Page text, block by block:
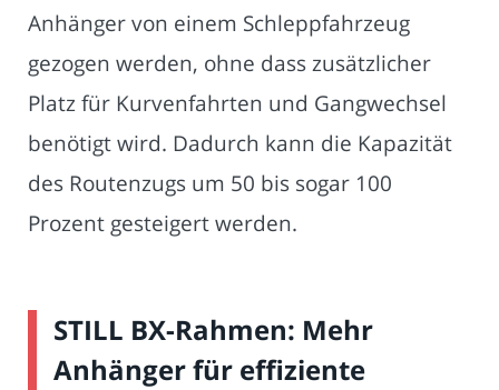
Anhänger von einem Schleppfahrzeug
gezogen werden, ohne dass zusätzlicher
Platz für Kurvenfahrten und Gangwechsel
benötigt wird. Dadurch kann die Kapazität
des Routenzugs um 50 bis sogar 100
Prozent gesteigert werden.
STILL BX-Rahmen: Mehr
Anhänger für effiziente